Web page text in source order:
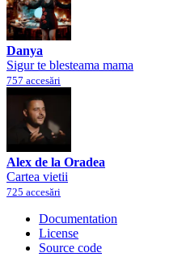
Danya
Sigur te blesteama mama
757 accesări
Alex de la Oradea
Cartea vietii
725 accesări
Documentation
License
Source code